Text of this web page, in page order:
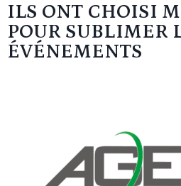
ILS ONT CHOISI
POUR SUBLIMER
ÉVÉNEMENTS